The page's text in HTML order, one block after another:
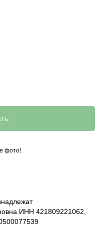
фото!
ИНН 421809221062,